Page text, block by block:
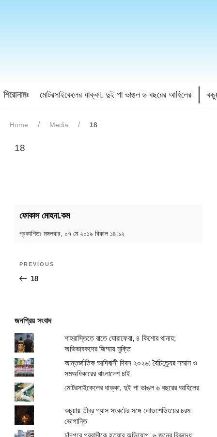
শিরোনামঃ মোটরসাইকেলের ধাক্কা, দুই পা ভাঙল ৬ বছরের আহিলের
Home Media 18
18
ফোকাস মোহনা.কম
প্রকাশিতঃ মঙ্গলবার, ০৭ মে ২০১৯ বিকাল ১৪:১২
Previous
Post
PREVIOUS
18
জনপ্রিয় সংবাদ
শাহরাস্তিতে রাতে ঘোরাফেরা, ৪ কিশোর থানায়;
অভিভাবকদের জিম্মায় মুক্তি
আন্তর্জাতিক আদিবাসী দিবস ২০২৬: বৈচিত্র্যের সম্মান ও
সমঅধিকারের বাংলাদেশ চাই
মোটরসাইকেলের ধাক্কা, দুই পা ভাঙল ৬ বছরের আহিলের
কচুয়ায় তীব্র গ্যাস সংকটের সঙ্গে লোডশেডিংয়ের চরম
ভোগান্তি
চাঁদপুরে প্রবাসীকে হত্যার অভিযোগ, ৬ জনের বিরুদ্ধে